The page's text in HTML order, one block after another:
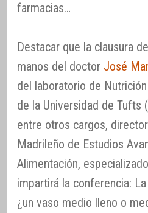
farmacias…
Destacar que la clausura
manos del doctor José
del laboratorio de
de la Universidad de Tufts
entre otros cargos,
Madrileño de Estudios
Alimentación,
impartirá la conferencia:
¿un vaso medio lleno o